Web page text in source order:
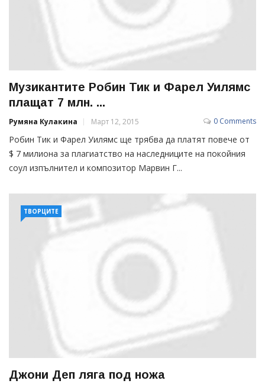
Музикантите Робин Тик и Фарел Уилямс
плащат 7 млн. ...
Румяна Кулакина Март 12, 2015 0 Comments
Робин Тик и Фарел Уилямс ще трябва да платят повече от
$ 7 милиона за плагиатство на наследниците на покойния
соул изпълнител и композитор Марвин Г...
ТВОРЦИТЕ
Джони Деп ляга под ножа